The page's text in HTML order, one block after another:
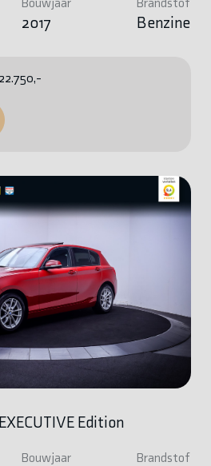
2017 Benzine
Edition
Bouwjaar Brandstof